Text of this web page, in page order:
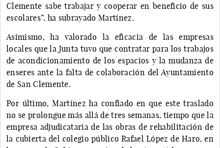
Clemente sabe trabajar y cooperar en beneficio de sus
escolares”, ha subrayado Martínez.
Asimismo, ha valorado la eficacia de las empresas
locales que la Junta tuvo que contratar para los trabajos
de acondicionamiento de los espacios y la mudanza de
enseres ante la falta de colaboración del Ayuntamiento
de San Clemente.
Por último, Martínez ha confiado en que este traslado
no se prolongue más allá de tres semanas, tiempo que la
empresa adjudicataria de las obras de rehabilitación de
la cubierta del colegio público Rafael López de Haro, en